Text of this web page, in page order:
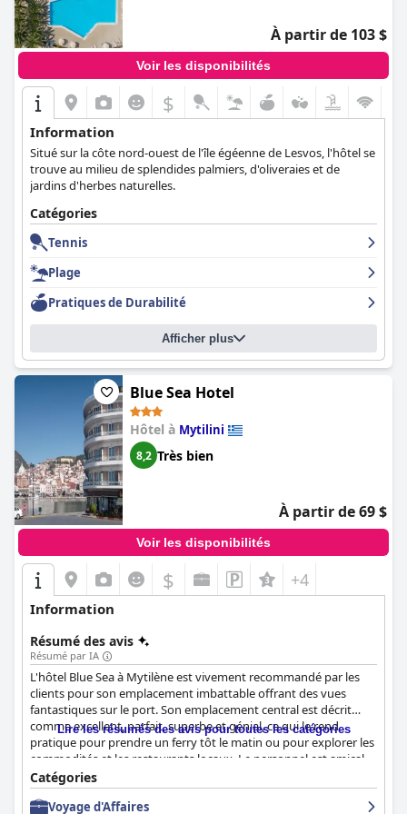
À partir de 103 $
Voir les disponibilités
$
Information
Situé sur la côte nord-ouest de l'île égéenne de Lesvos, l'hôtel se
trouve au milieu de splendides palmiers, d'oliveraies et de
jardins d'herbes naturelles.
Catégories
Tennis
Plage
Pratiques de Durabilité
Afficher plus
Blue Sea Hotel
Hôtel à Mytilini
8,2 Très bien
À partir de 69 $
Voir les disponibilités
$ +4
Information
Résumé des avis
Résumé par IA
L'hôtel Blue Sea à Mytilène est vivement recommandé par les
clients pour son emplacement imbattable offrant des vues
fantastiques sur le port. Son emplacement central est décrit
comme excellent, parfait, superbe et génial, ce qui le rend
pratique pour prendre un ferry tôt le matin ou pour explorer les
commodités et les restaurants locaux. Le personnel est amical
et courtois et les chambres sont propres, spacieuses et
confortables avec de superbes vues. Le petit déjeuner est
correct, voire bon, avec une belle sélection et des options de
Lire les résumés des avis pour toutes les catégories
Catégories
Voyage d'Affaires